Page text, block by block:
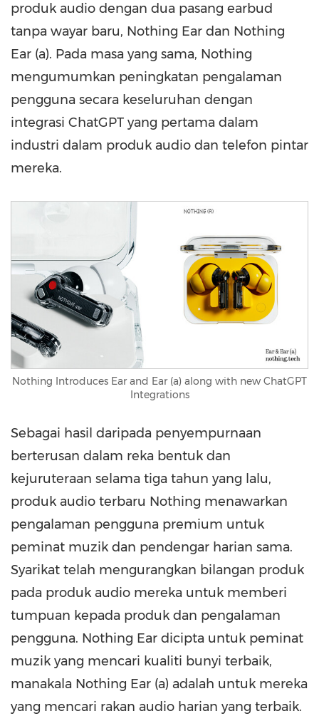
produk audio dengan dua pasang earbud
tanpa wayar baru, Nothing Ear dan Nothing
Ear (a). Pada masa yang sama, Nothing
mengumumkan peningkatan pengalaman
pengguna secara keseluruhan dengan
integrasi ChatGPT yang pertama dalam
industri dalam produk audio dan telefon pintar
mereka.
Nothing Introduces Ear and Ear (a) along with new ChatGPT
Integrations
Sebagai hasil daripada penyempurnaan
berterusan dalam reka bentuk dan
kejuruteraan selama tiga tahun yang lalu,
produk audio terbaru Nothing menawarkan
pengalaman pengguna premium untuk
peminat muzik dan pendengar harian sama.
Syarikat telah mengurangkan bilangan produk
pada produk audio mereka untuk memberi
tumpuan kepada produk dan pengalaman
pengguna. Nothing Ear dicipta untuk peminat
muzik yang mencari kualiti bunyi terbaik,
manakala Nothing Ear (a) adalah untuk mereka
yang mencari rakan audio harian yang terbaik.